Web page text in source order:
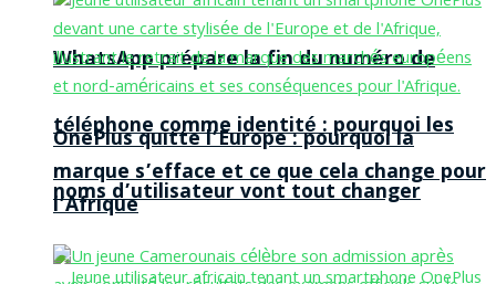
WhatsApp prépare la fin du numéro de
téléphone comme identité : pourquoi les
noms d’utilisateur vont tout changer
OnePlus quitte l’Europe : pourquoi la
marque s’efface et ce que cela change pour
l’Afrique